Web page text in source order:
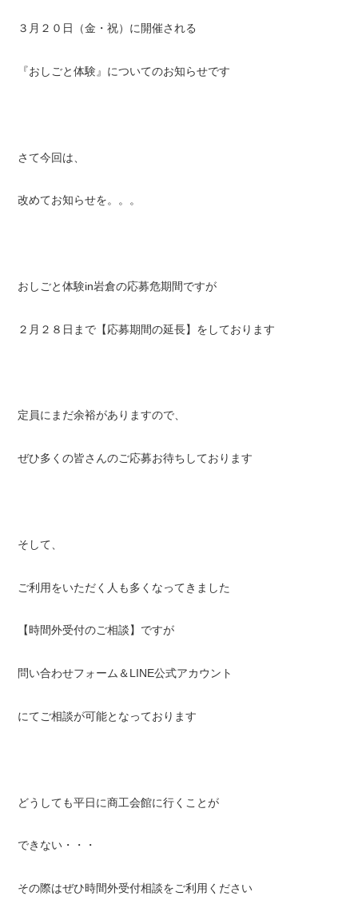
３月２０日（金・祝）に開催される
『おしごと体験』についてのお知らせです
さて今回は、
改めてお知らせを。。。
おしごと体験in岩倉の応募危期間ですが
２月２８日まで【応募期間の延長】をしております
定員にまだ余裕がありますので、
ぜひ多くの皆さんのご応募お待ちしております
そして、
ご利用をいただく人も多くなってきました
【時間外受付のご相談】ですが
問い合わせフォーム＆LINE公式アカウント
にてご相談が可能となっております
どうしても平日に商工会館に行くことが
できない・・・
その際はぜひ時間外受付相談をご利用ください